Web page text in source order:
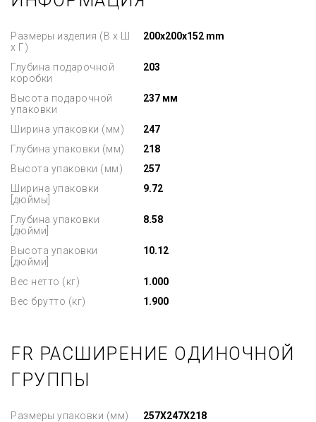
Размеры изделия (В х Ш
х Г)
200x200x152 mm
Глубина подарочной
коробки
203
Высота подарочной
упаковки
237 мм
Ширина упаковки (мм)
247
Глубина упаковки (мм)
218
Высота упаковки (мм)
257
Ширина упаковки
[дюймы]
9.72
Глубина упаковки
[дюйми]
8.58
Высота упаковки
[дюйми]
10.12
Вес нетто (кг)
1.000
Вес брутто (кг)
1.900
FR РАСШИРЕНИЕ ОДИНОЧНОЙ
ГРУППЫ
Размеры упаковки (мм)
257X247X218